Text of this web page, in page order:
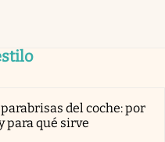
del coche: por
para qué sirve